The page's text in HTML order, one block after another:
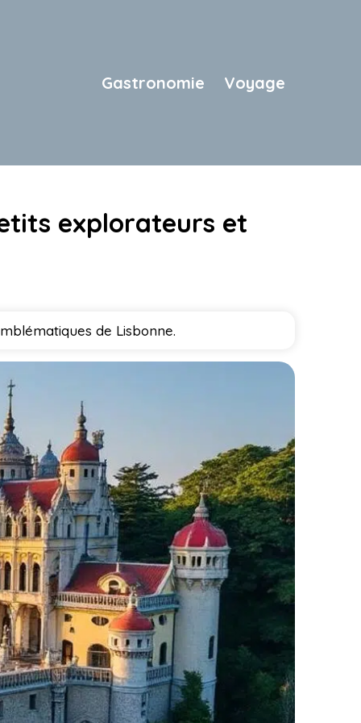
Gastronomie Voyage
explorateurs et
de Lisbonne.